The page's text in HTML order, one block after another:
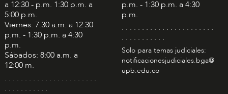
a 12:30 - p.m. 1:30 p.m. a
5:00 p.m.
Viernes: 7:30 a.m. a 12:30
p.m. - 1:30 p.m. a 4:30
p.m.
Sábados: 8:00 a.m. a
12:00 m.
. . . . . . . . . . . . . . . . . . . . . . .
. . . . . . . . . . .
p.m. - 1:30 p.m. a 4:30
p.m.
. . . . . . . . . . . . . . . . . . . . . . .
. . . . . . . . . . .
Solo para temas judiciales:
notificacionesjudiciales.bga@
upb.edu.co